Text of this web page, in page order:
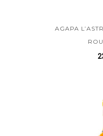
AGAPA